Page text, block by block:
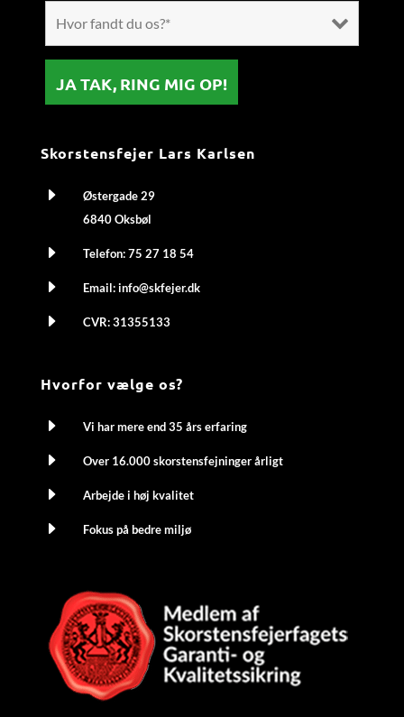
Skorstensfejer Lars Karlsen
E
Østergade 29
6840 Oksbøl
E Telefon:75 27 18 54
E Email:info@skfejer.dk
E CVR: 31355133
Hvorfor vælge os?
E Vi har mere end 35 års erfaring
E Over 16.000 skorstensfejninger årligt
E Arbejde i høj kvalitet
E Fokus på bedre miljø